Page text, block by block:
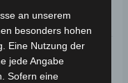
VM4 NEO
an unserem
besonders hohen
Eine Nutzung der
jede Angabe
Sofern eine